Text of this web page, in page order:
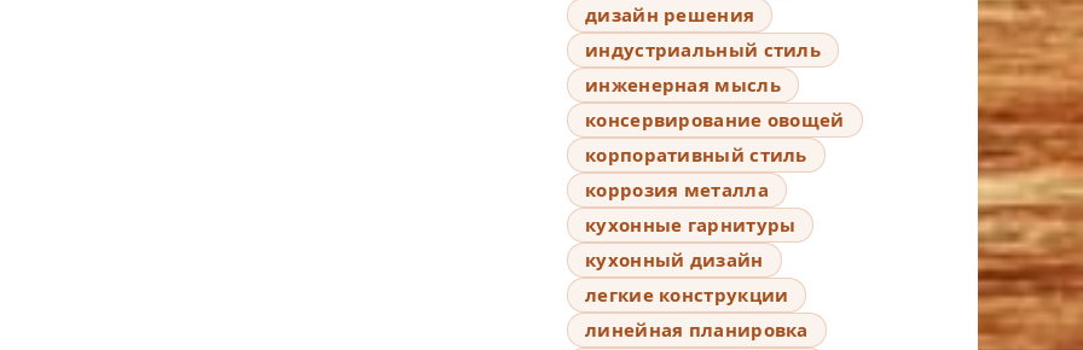
дизайн решения
индустриальный стиль
инженерная мысль
консервирование овощей
корпоративный стиль
коррозия металла
кухонные гарнитуры
кухонный дизайн
легкие конструкции
линейная планировка